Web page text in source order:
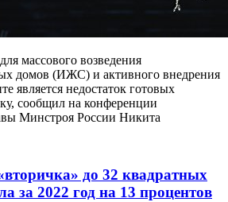
массового возведения
домов (ИЖС) и активного внедрения
является недостаток готовых
сообщил на конференции
Минстроя России Никита
до 32 квадратных
за 2022 год на 13 процентов